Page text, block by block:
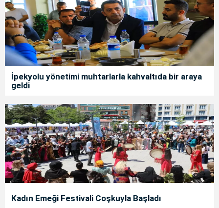
İpekyolu yönetimi muhtarlarla kahvaltıda bir araya
geldi
Kadın Emeği Festivali Coşkuyla Başladı